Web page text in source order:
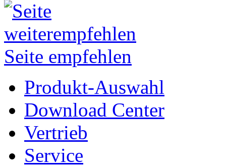
Seite empfehlen
Produkt-Auswahl
Download Center
Vertrieb
Service